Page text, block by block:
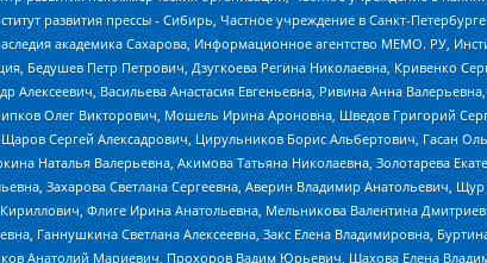
развития прессы - Сибирь, Частное учреждение в Санкт-
академика Сахарова, Информационное агентство МЕМО. РУ,
Бедушев Петр Петрович, Дзугкоева Регина Николаевна,
Алексеевич, Васильева Анастасия Евгеньевна, Ривина Анна
Олег Викторович, Мошель Ирина Ароновна, Шведов Григорий
Сергей Алексадрович, Цирульников Борис Альбертович, Гасан
Наталья Валерьевна, Акимова Татьяна Николаевна, Золотарева
Захарова Светлана Сергеевна, Аверин Владимир Анатольевич,
Флиге Ирина Анатольевна, Мельникова Валентина
Ганнушкина Светлана Алексеевна, Закс Елена Владимировна,
Анатолий Мариевич, Прохоров Вадим Юрьевич, Шахова Елена